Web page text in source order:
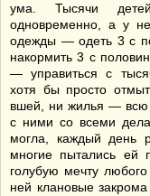
ума. Тысячи
одновременно, а у
одежды — одеть 3 с
накормить 3 с
— управиться с
хотя бы просто
вшей, ни жилья — всю
с ними со всеми
могла, каждый день
многие пытались ей
голубую мечту
ней клановые